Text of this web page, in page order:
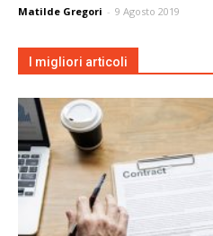
Matilde Gregori - 9 Agosto 2019
I migliori articoli